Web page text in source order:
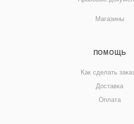
Магазины
ПОМОЩЬ
Как сделать
Доставка
Оплата